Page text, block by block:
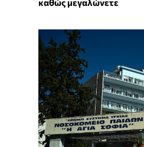
καθώς μεγαλώνετε